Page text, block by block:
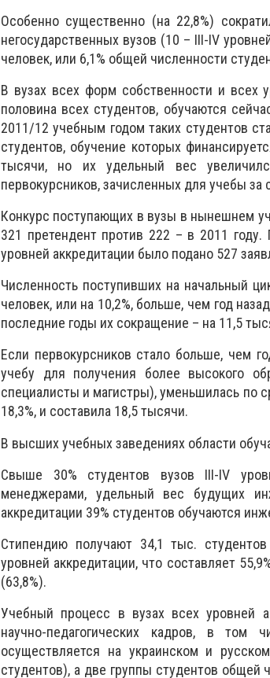
Особенно существенно (на 22,8%)
негосударственных вузов (10 – III-IV
человек, или 6,1% общей численности
В вузах всех форм собственности и всех
половина всех студентов, обучаются
2011/12 учебным годом таких студентов
студентов, обучение которых
тысячи, но их удельный вес
первокурсников, зачисленных для учебы
Конкурс поступающих в вузы в нынешнем
321 претендент против 222 – в 2011
уровней аккредитации было подано 527
Численность поступивших на начальный
человек, или на 10,2%, больше, чем год
последние годы их сокращение – на 11,5
Если первокурсников стало больше, чем
учебу для получения более высокого
специалисты и магистры), уменьшилась по
18,3%, и составила 18,5 тысячи.
В высших учебных заведениях области
Свыше 30% студентов вузов III-IV
менеджерами, удельный вес будущих
аккредитации 39% студентов обучаются
Стипендию получают 34,1 тыс.
уровней аккредитации, что составляет
(63,8%).
Учебный процесс в вузах всех уровней
научно-педагогических кадров, в том
осуществляется на украинском и
студентов), а две группы студентов